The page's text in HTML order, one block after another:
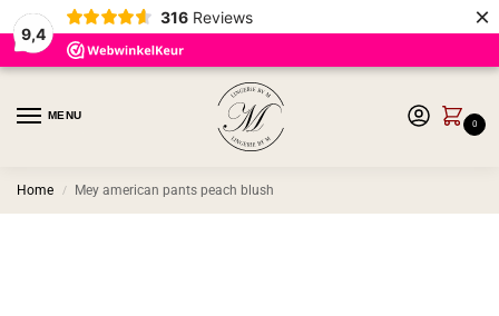
9,4
316 Reviews ×
MENU
0
Home / Mey american pants peach blush